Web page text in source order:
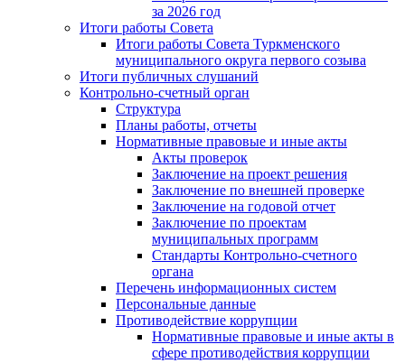
за 2026 год
Итоги работы Совета
Итоги работы Совета Туркменского
муниципального округа первого созыва
Итоги публичных слушаний
Контрольно-счетный орган
Структура
Планы работы, отчеты
Нормативные правовые и иные акты
Акты проверок
Заключение на проект решения
Заключение по внешней проверке
Заключение на годовой отчет
Заключение по проектам
муниципальных программ
Стандарты Контрольно-счетного
органа
Перечень информационных систем
Персональные данные
Противодействие коррупции
Нормативные правовые и иные акты в
сфере противодействия коррупции